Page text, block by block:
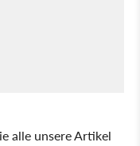
alle unsere Artikel